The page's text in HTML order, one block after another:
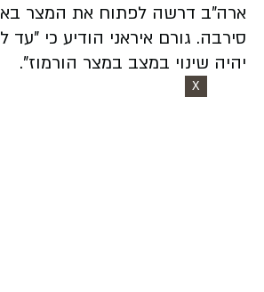
ארה"ב דרשה לפתוח את המצר
סירבה. גורם איראני הודיע כי
יהיה שינוי במצב במצר הורמוז".
X